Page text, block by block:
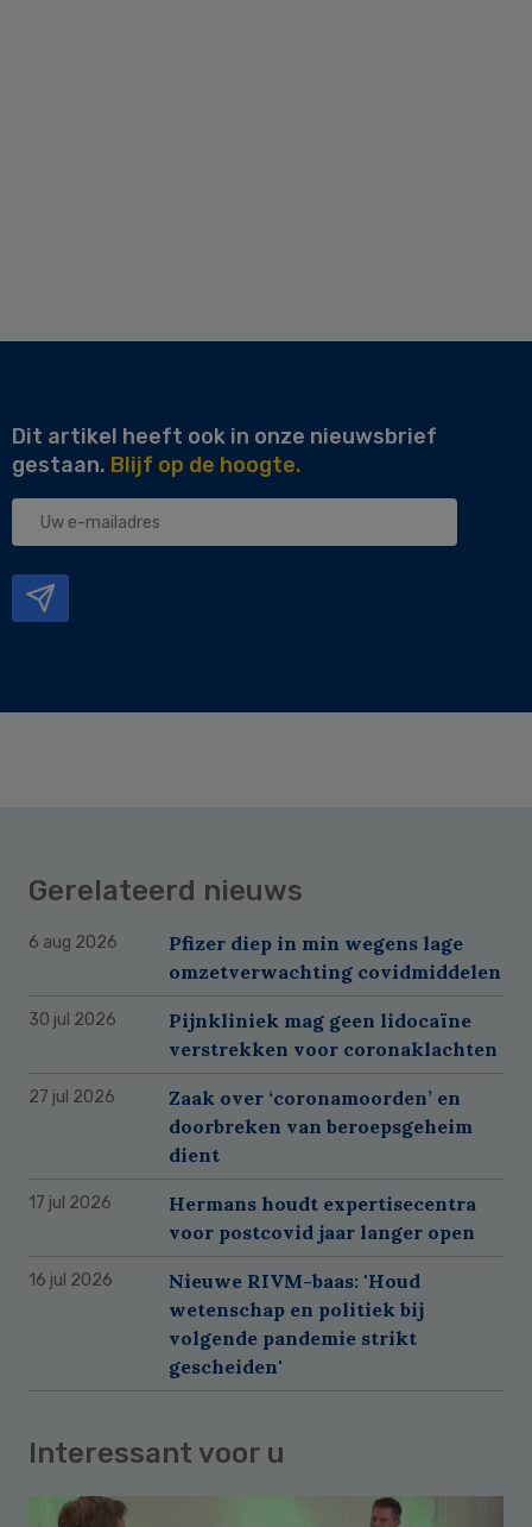
Dit artikel heeft ook in onze nieuwsbrief
gestaan. Blijf op de hoogte.
Uw
Gerelateerd nieuws
6 aug 2026
Pfizer diep in min wegens lage
omzetverwachting covidmiddelen
30 jul 2026
Pijnkliniek mag geen lidocaïne
verstrekken voor coronaklachten
27 jul 2026
Zaak over ‘coronamoorden’ en
doorbreken van beroepsgeheim
dient
17 jul 2026
Hermans houdt expertisecentra
voor postcovid jaar langer open
16 jul 2026
Nieuwe RIVM-baas: 'Houd
wetenschap en politiek bij
volgende pandemie strikt
gescheiden'
Interessant voor u